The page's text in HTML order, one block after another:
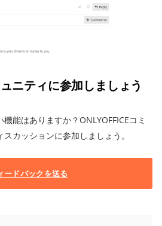
ニティに参加しましょう
能はありますか？ONLYOFFICEコミ
カッションに参加しましょう。
ードバックを送る